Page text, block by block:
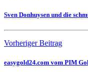
Sven Donhuysen und die
Vorheriger Beitrag
easygold24.com vom PIM